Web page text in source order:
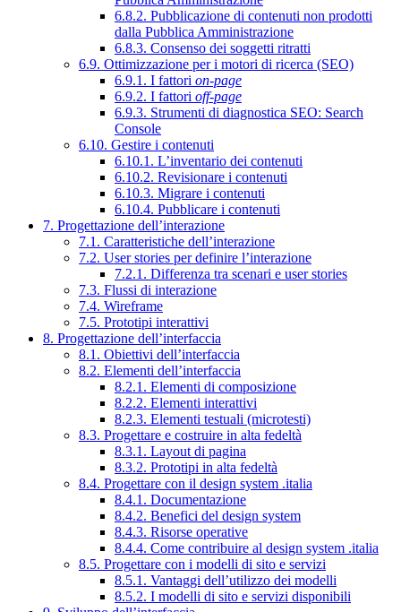
6.8.2. Pubblicazione di contenuti non prodotti
dalla Pubblica Amministrazione
6.8.3. Consenso dei soggetti ritratti
6.9. Ottimizzazione per i motori di ricerca (SEO)
6.9.1. I fattori on-page
6.9.2. I fattori off-page
6.9.3. Strumenti di diagnostica SEO: Search
Console
6.10. Gestire i contenuti
6.10.1. L’inventario dei contenuti
6.10.2. Revisionare i contenuti
6.10.3. Migrare i contenuti
6.10.4. Pubblicare i contenuti
7. Progettazione dell’interazione
7.1. Caratteristiche dell’interazione
7.2. User stories per definire l’interazione
7.2.1. Differenza tra scenari e user stories
7.3. Flussi di interazione
7.4. Wireframe
7.5. Prototipi interattivi
8. Progettazione dell’interfaccia
8.1. Obiettivi dell’interfaccia
8.2. Elementi dell’interfaccia
8.2.1. Elementi di composizione
8.2.2. Elementi interattivi
8.2.3. Elementi testuali (microtesti)
8.3. Progettare e costruire in alta fedeltà
8.3.1. Layout di pagina
8.3.2. Prototipi in alta fedeltà
8.4. Progettare con il design system .italia
8.4.1. Documentazione
8.4.2. Benefici del design system
8.4.3. Risorse operative
8.4.4. Come contribuire al design system .italia
8.5. Progettare con i modelli di sito e servizi
8.5.1. Vantaggi dell’utilizzo dei modelli
8.5.2. I modelli di sito e servizi disponibili